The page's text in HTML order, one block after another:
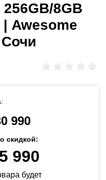
8GB
Awesome
990
скидкой:
990
будет